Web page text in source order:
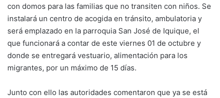
con domos para las familias que no transiten con niños. Se
instalará un centro de acogida en tránsito, ambulatoria y
será emplazado en la parroquia San José de Iquique, el
que funcionará a contar de este viernes 01 de octubre y
donde se entregará vestuario, alimentación para los
migrantes, por un máximo de 15 días.
Junto con ello las autoridades comentaron que ya se está